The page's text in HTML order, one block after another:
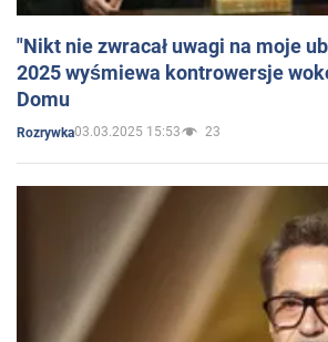
"Nikt nie zwracał uwagi na moje
2025 wyśmiewa kontrowersje
Domu
Rozrywka03.03.2025 15:53 23